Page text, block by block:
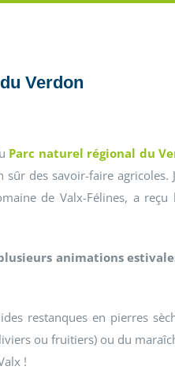
Verdon
Parc naturel régional du
sûr des savoir-faire
de Valx-Félines, a
animations
restanques en pierres
ou fruitiers) ou du
!